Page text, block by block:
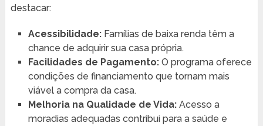
destacar:
Acessibilidade:Famílias de baixa renda têm a
chance de adquirir sua casa própria.
Facilidades de Pagamento:O programa oferece
condições de financiamento que tornam mais
viável a compra da casa.
Melhoria na Qualidade de Vida:Acesso a
moradias adequadas contribui para a saúde e